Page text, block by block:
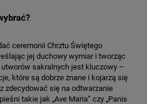
ceremonii Chrztu Świętego
jej duchowy wymiar i tworząc
sakralnych jest kluczowy –
które są dobrze znane i kojarzą się
zdecydować się na odtwarzanie
takie jak „Ave Maria” czy „Panis